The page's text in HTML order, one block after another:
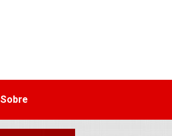
Sobre